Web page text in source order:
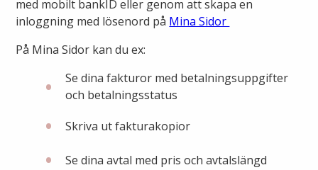
Driftstörningar
Varför blir det strömavbrott?
Bra att ha hemma vid ett strömavbrott
Kundservice
Öppettider
Ska du gräva?
Om oss
Kontakta oss
med mobilt bankID eller genom att skapa en
inloggning med lösenord på Mina Sidor
På Mina Sidor kan du ex:
Se dina fakturor med betalningsuppgifter
och betalningsstatus
Skriva ut fakturakopior
Se dina avtal med pris och avtalslängd